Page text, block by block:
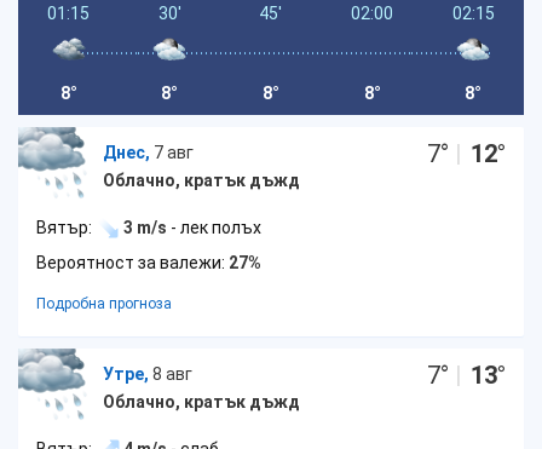
01:15
8°
30'
8°
45'
8°
02:00
8°
02:15
8°
Днес, 7 авг
Облачно, кратък дъжд
7° | 12°
Вятър: 3 m/s - лек полъх
Вероятност за валежи: 27%
Подробна прогноза
Утре, 8 авг
Облачно, кратък дъжд
7° | 13°